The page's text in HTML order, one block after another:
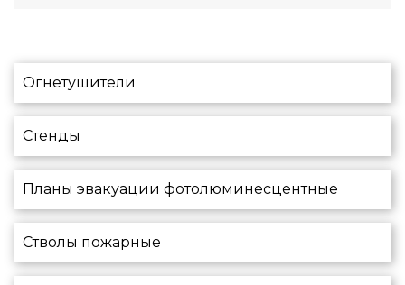
Огнетушители
Стенды
Планы эвакуации фотолюминесцентные
Стволы пожарные